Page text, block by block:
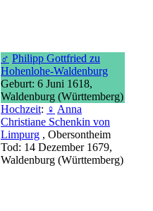
♂ Philipp Gottfried zu
Hohenlohe-Waldenburg
Geburt: 6 Juni 1618,
Waldenburg (Württemberg)
Hochzeit: ♀ Anna
Christiane Schenkin von
Limpurg , Obersontheim
Tod: 14 Dezember 1679,
Waldenburg (Württemberg)